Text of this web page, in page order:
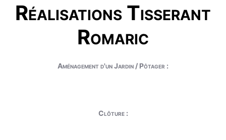
Réalisations Tisserant
Romaric
Aménagement d'un Jardin / Pôtager :
Clôture :